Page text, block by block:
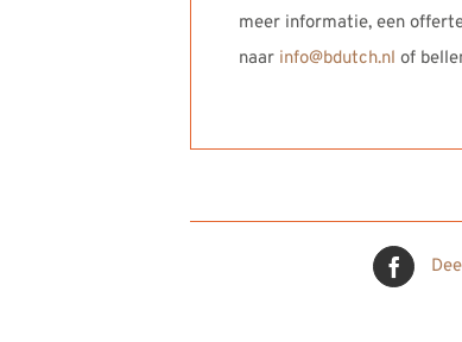
meer informatie, een
naar info@bdutch.nl of